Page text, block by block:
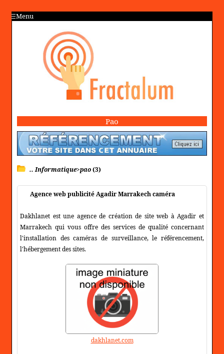
Menu
Pao
.. Informatique>pao(3)
Agence web publicité Agadir Marrakech caméra
Dakhlanet est une agence de création de site web à Agadir et
Marrakech qui vous offre des services de qualité concernant
l'installation des caméras de surveillance, le référencement,
l'hébergement des sites.
dakhlanet.com